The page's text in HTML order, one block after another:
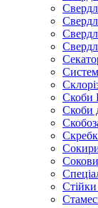
Скоби
Скоби
Стійки